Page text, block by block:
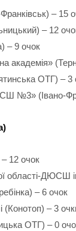
– 15
– 12
– 9 очок
ОТГ) – 3
№3» (Івано-
12 очок
області-ДЮСШ
– 6 очок
– 3
ОТГ) – 0